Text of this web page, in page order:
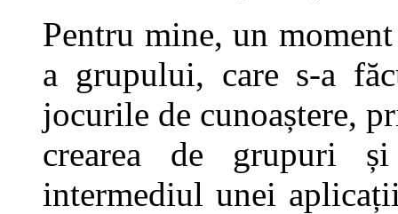
Pentru mine, un
a grupului, care s-a
jocurile de cunoaștere,
crearea de grupuri
intermediul unei